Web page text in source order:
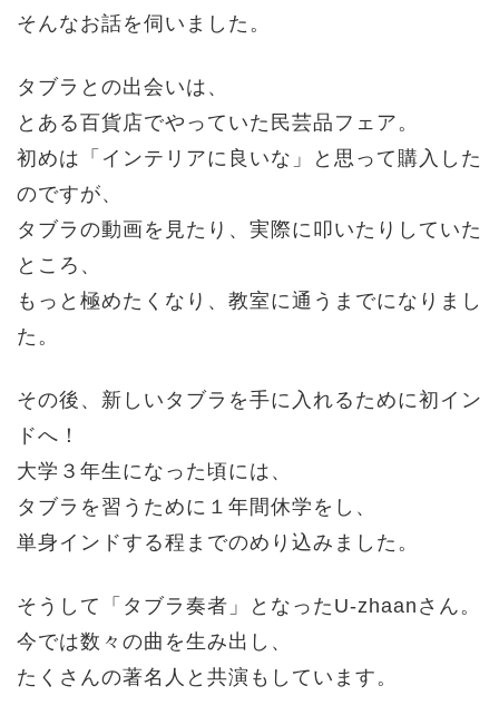
そんなお話を伺いました。
タブラとの出会いは、
とある百貨店でやっていた民芸品フェア。
初めは「インテリアに良いな」と思って購入した
のですが、
タブラの動画を見たり、実際に叩いたりしていた
ところ、
もっと極めたくなり、教室に通うまでになりまし
た。
その後、新しいタブラを手に入れるために初イン
ドへ！
大学３年生になった頃には、
タブラを習うために１年間休学をし、
単身インドする程までのめり込みました。
そうして「タブラ奏者」となったU-zhaanさん。
今では数々の曲を生み出し、
たくさんの著名人と共演もしています。